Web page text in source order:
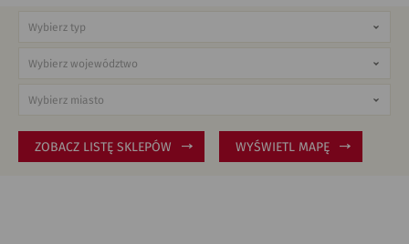
ZOBACZ LISTĘ SKLEPÓW WYŚWIETL MAPĘ